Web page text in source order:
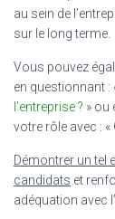
au sein de
sur le long terme.
Vous pouvez
en questionnant :
l’entreprise ? » ou
votre rôle avec :
Démontrer un tel
candidats et
adéquation avec